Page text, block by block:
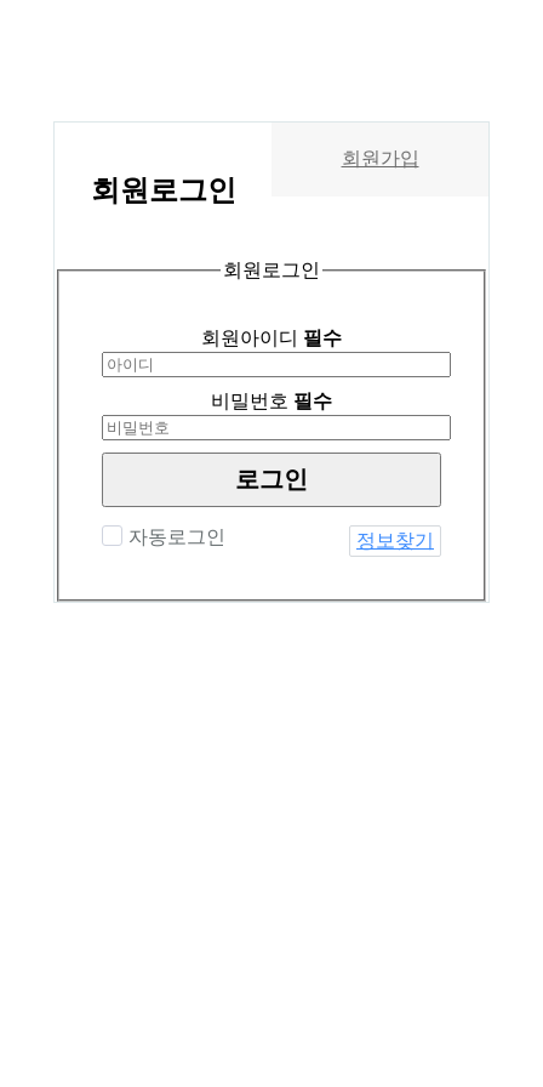
회원 로그인
회원가입
회원로그인
회원아이디 필수
비밀번호 필수
로그인
자동로그인 정보찾기